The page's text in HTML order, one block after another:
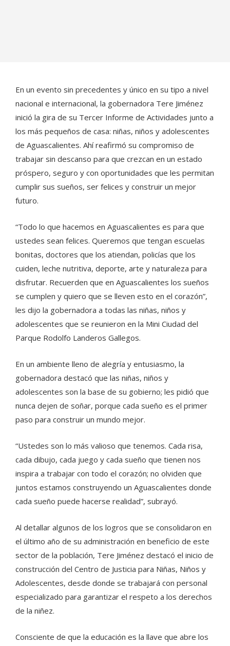
En un evento sin precedentes y único en su tipo a nivel
nacional e internacional, la gobernadora Tere Jiménez
inició la gira de su Tercer Informe de Actividades junto a
los más pequeños de casa: niñas, niños y adolescentes
de Aguascalientes. Ahí reafirmó su compromiso de
trabajar sin descanso para que crezcan en un estado
próspero, seguro y con oportunidades que les permitan
cumplir sus sueños, ser felices y construir un mejor
futuro.
“Todo lo que hacemos en Aguascalientes es para que
ustedes sean felices. Queremos que tengan escuelas
bonitas, doctores que los atiendan, policías que los
cuiden, leche nutritiva, deporte, arte y naturaleza para
disfrutar. Recuerden que en Aguascalientes los sueños
se cumplen y quiero que se lleven esto en el corazón”,
les dijo la gobernadora a todas las niñas, niños y
adolescentes que se reunieron en la Mini Ciudad del
Parque Rodolfo Landeros Gallegos.
En un ambiente lleno de alegría y entusiasmo, la
gobernadora destacó que las niñas, niños y
adolescentes son la base de su gobierno; les pidió que
nunca dejen de soñar, porque cada sueño es el primer
paso para construir un mundo mejor.
“Ustedes son lo más valioso que tenemos. Cada risa,
cada dibujo, cada juego y cada sueño que tienen nos
inspira a trabajar con todo el corazón; no olviden que
juntos estamos construyendo un Aguascalientes donde
cada sueño puede hacerse realidad”, subrayó.
Al detallar algunos de los logros que se consolidaron en
el último año de su administración en beneficio de este
sector de la población, Tere Jiménez destacó el inicio de
construcción del Centro de Justicia para Niñas, Niños y
Adolescentes, desde donde se trabajará con personal
especializado para garantizar el respeto a los derechos
de la niñez.
Consciente de que la educación es la llave que abre los